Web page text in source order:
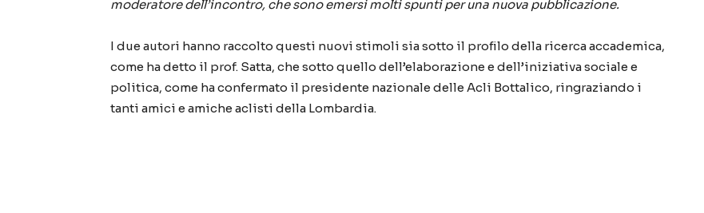
moderatore dell’incontro, che sono emersi molti spunti per una nuova pubblicazione.
I due autori hanno raccolto questi nuovi stimoli sia sotto il profilo della ricerca accademica,
come ha detto il prof. Satta, che sotto quello dell’elaborazione e dell’iniziativa sociale e
politica, come ha confermato il presidente nazionale delle Acli Bottalico, ringraziando i
tanti amici e amiche aclisti della Lombardia.